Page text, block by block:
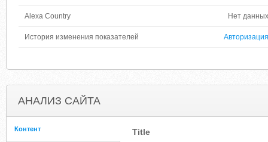
Alexa Country Нет данных
История изменения показателей Авторизация
АНАЛИЗ САЙТА
Контент Title